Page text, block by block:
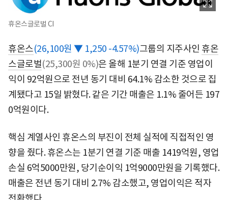
휴온스글로벌 CI
휴온스(26,100원 ▼ 1,250 -4.57%)그룹의 지주사인 휴온
스글로벌(25,300원 0%)은 올해 1분기 연결 기준 영업이
익이 92억원으로 전년 동기 대비 64.1% 감소한 것으로 집
계됐다고 15일 밝혔다. 같은 기간 매출은 1.1% 줄어든 197
0억원이다.
핵심 계열사인 휴온스의 부진이 전체 실적에 직접적인 영
향을 줬다. 휴온스는 1분기 연결 기준 매출 1419억원, 영업
손실 6억5000만원, 당기순이익 1억9000만원을 기록했다.
매출은 전년 동기 대비 2.7% 감소했고, 영업이익은 적자